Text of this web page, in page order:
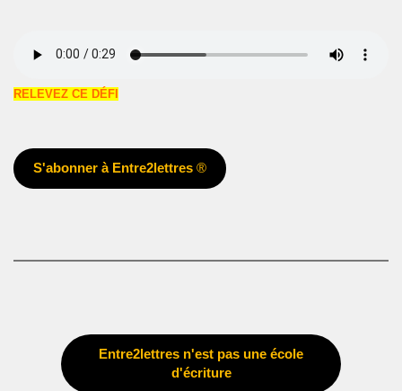
RELEVEZ CE DÉFI
S'abonner à Entre2lettres®
Entre2lettres n'est pas une école
d'écriture